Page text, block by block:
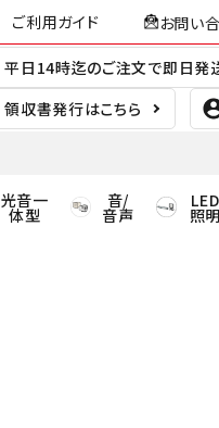
ご利用ガイド お問い
平日14時迄のご注文で即日発
領収書発行はこちら
光音一
体型
音/
音声
LED
照明